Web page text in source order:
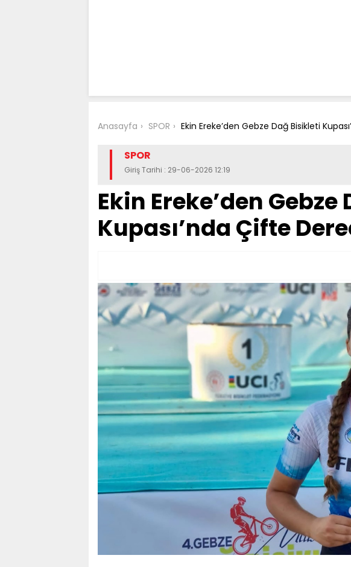
Anasayfa SPOR Ekin Ereke’den Gebze Dağ Bisikleti
SPOR
Giriş Tarihi : 29-06-2026 12:19
Ekin Ereke’den
Kupası’nda Çifte